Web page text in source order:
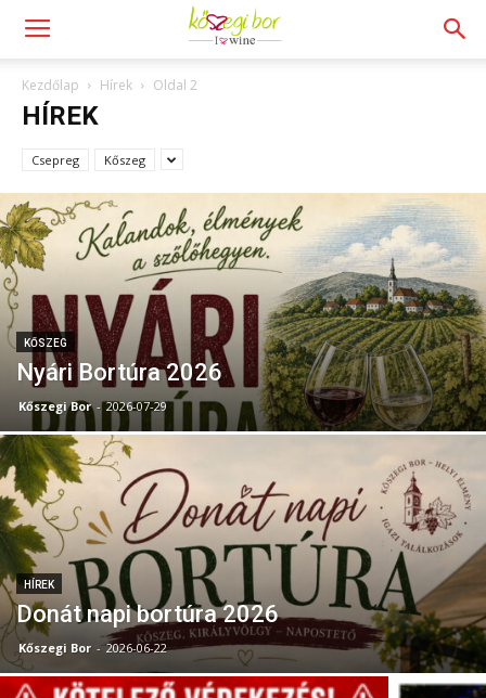
Kezdőlap Hírek Oldal 2
HÍREK
Csepreg Kőszeg
KŐSZEG
Nyári Bortúra 2026
Kőszegi Bor - 2026-07-29
HÍREK
Donát napi bortúra 2026
Kőszegi Bor - 2026-06-22